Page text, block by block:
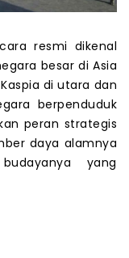
resmi dikenal
besar di Asia
di utara dan
berpenduduk
peran strategis
daya alamnya
yang